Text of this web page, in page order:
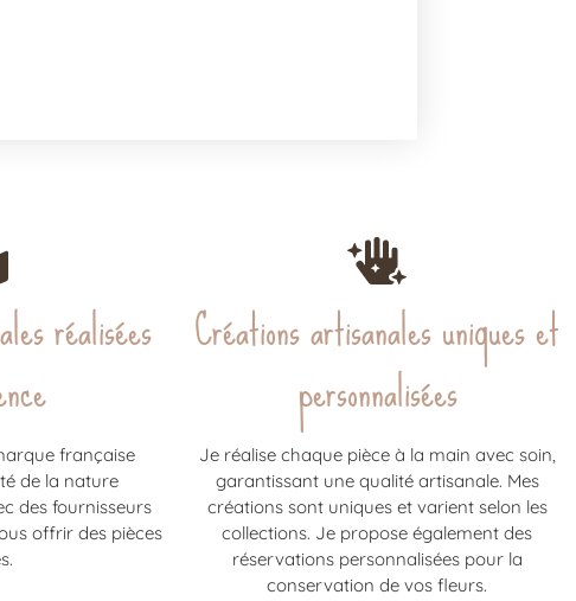
réalisées
française
de la nature
des fournisseurs
offrir des pièces
Créations artisanales uniques et
personnalisées
Je réalise chaque pièce à la main avec soin,
garantissant une qualité artisanale. Mes
créations sont uniques et varient selon les
collections. Je propose également des
réservations personnalisées pour la
conservation de vos fleurs.